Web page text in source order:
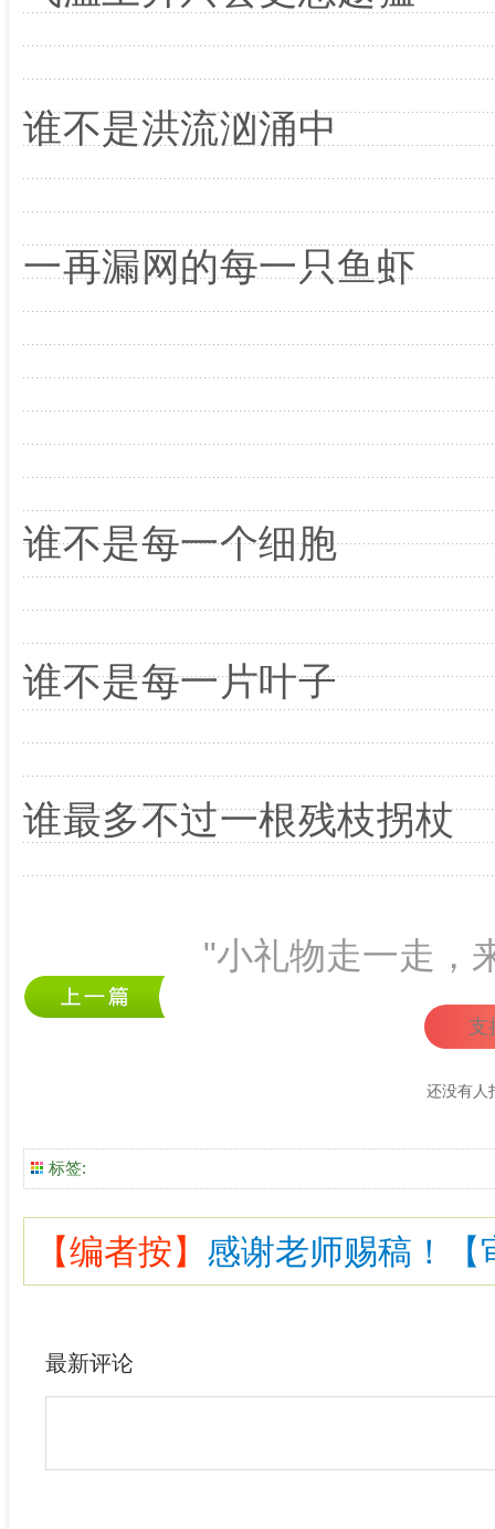
谁不是洪流汹涌中
一再漏网的每一只鱼虾
谁不是每一个细胞
谁不是每一片叶子
谁最多不过一根残枝拐杖
"小礼物走一走，
支
还没有人
标签:
【编者按】 感谢老师赐稿！【
最新评论